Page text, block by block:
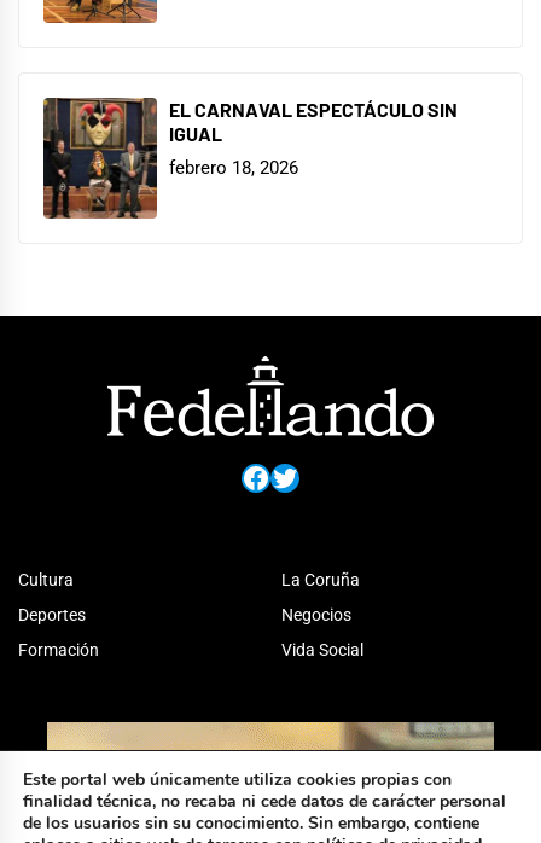
EL CARNAVAL ESPECTÁCULO SIN
IGUAL
febrero 18, 2026
Facebook
Twitter
Cultura
Deportes
Formación
La Coruña
Negocios
Vida Social
Este portal web únicamente utiliza cookies propias con
finalidad técnica, no recaba ni cede datos de carácter personal
de los usuarios sin su conocimiento. Sin embargo, contiene